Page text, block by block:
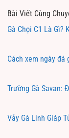
Bài Viết Cùng
Gà Chọi C1 Là Gì?
Cách xem ngày
Trường Gà Savan:
Vảy Gà Linh Giáp